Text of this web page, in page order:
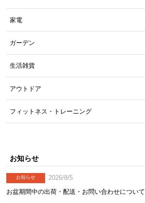
家電
ガーデン
生活雑貨
アウトドア
フィットネス・トレーニング
お知らせ
お知らせ
2026/8/5
お盆期間中の出荷・配送・お問い合わせについて